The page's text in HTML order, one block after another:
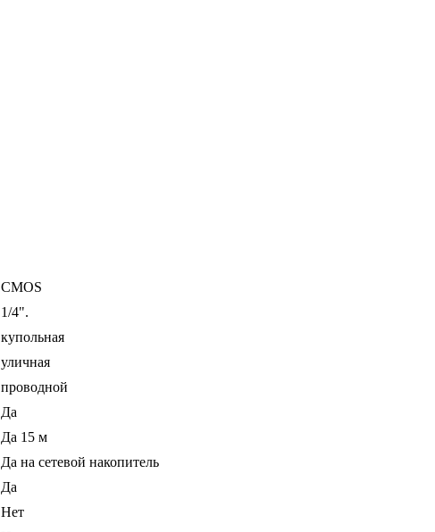
CMOS
1/4".
купольная
уличная
проводной
Да
Да 15 м
Да на сетевой накопитель
Да
Нет